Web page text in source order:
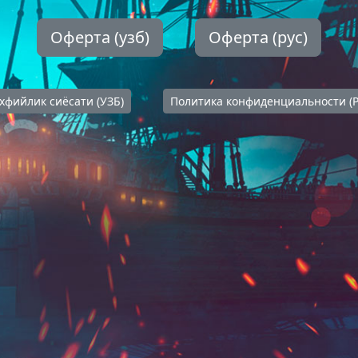
Оферта (узб) Оферта (рус)
сиёсати (УЗБ) Политика конфиденциальности